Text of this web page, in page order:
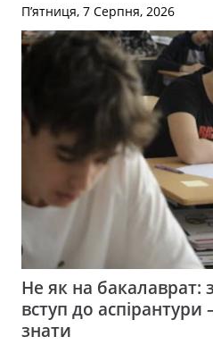
П’ятниця, 7 Серпня, 2026
Не як на бакалаврат:
вступ до
знати